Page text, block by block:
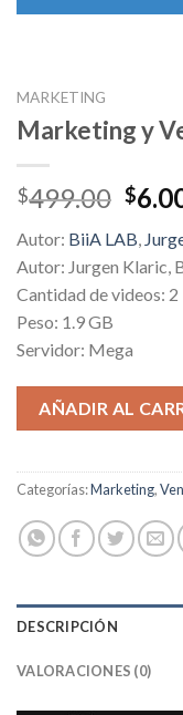
MARKETING
Marketing y
$499.00
was:
$
Autor: BiiA LAB,
Autor: Jurgen Klaric,
Cantidad de videos: 2
Peso: 1.9 GB
Servidor: Mega
AÑADIR AL
Categorías:Marketing,
DESCRIPCIÓN
VALORACIONES (0)